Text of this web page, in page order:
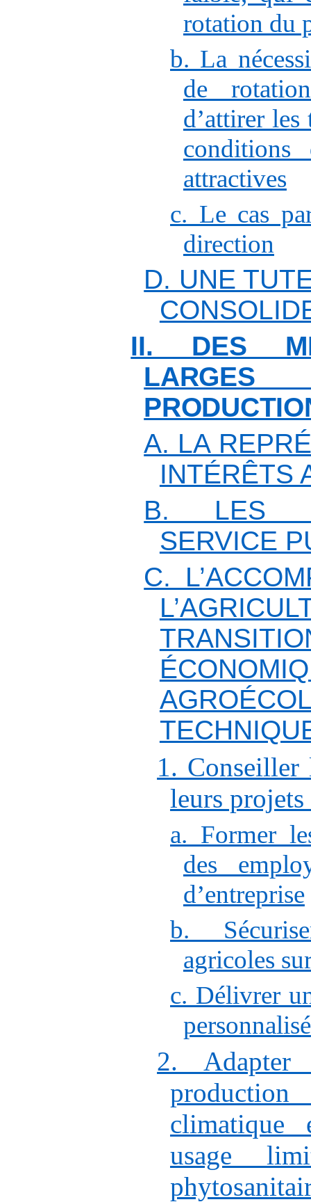
rotation du
b. La
de
d’attirer les
conditions
attractives
c. Le cas
direction
D. UNE
II. DES
A. LA
INTÉRÊTS
B. LES
SERVICE
C.
1. Conseiller
leurs projets
a. Former
des
d’entreprise
b.
agricoles
c. Délivrer
personnalisé
2. Adapter
climatique
usage